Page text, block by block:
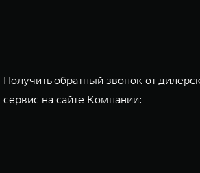
Получить обратный звонок от
сервис на сайте Компании: